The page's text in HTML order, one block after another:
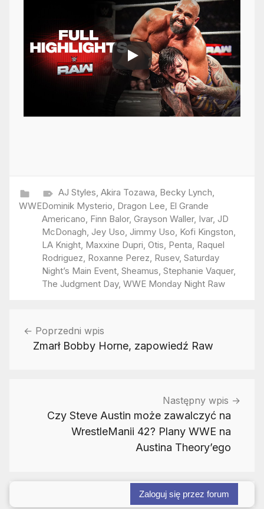
WWE
AJ Styles Akira Tozawa Becky Lynch
Dominik Mysterio Dragon Lee El Grande
Americano Finn Balor, Grayson Waller, Ivar, JD
McDonagh Jey Uso Jimmy Uso Kofi Kingston
LA Knight Maxxine Dupri Otis Penta Raquel
Rodriguez Roxanne Perez Rusev, Saturday
Night’s Main Event Sheamus Stephanie Vaquer,
The Judgment Day, WWE Monday Night Raw
wpisu
Poprzedni wpis
Zmarł Bobby Horne, zapowiedź Raw
Następny wpis
Czy Steve Austin może zawalczyć na
WrestleManii 42? Plany WWE na
Austina Theory’ego
Zaloguj się przez forum